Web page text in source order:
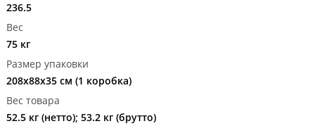
236.5
Вес
75 кг
Размер упаковки
208x88x35 см (1 коробка)
Вес товара
52.5 кг (нетто); 53.2 кг (брутто)